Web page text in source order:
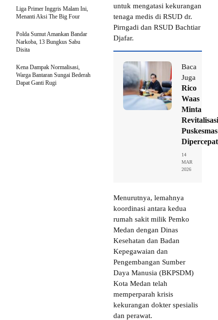
untuk mengatasi kekurangan
tenaga medis di RSUD dr.
Pirngadi dan RSUD Bachtiar
Djafar.
Baca
Juga
Rico
Waas
Minta
Revitalisasi
Puskesmas
Dipercepat
14
MAR
2026
Menurutnya, lemahnya
koordinasi antara kedua
rumah sakit milik Pemko
Medan dengan Dinas
Kesehatan dan Badan
Kepegawaian dan
Pengembangan Sumber
Daya Manusia (BKPSDM)
Kota Medan telah
memperparah krisis
kekurangan dokter spesialis
dan perawat.
Liga Primer Inggris Malam Ini,
Menanti Aksi The Big Four
Polda Sumut Amankan Bandar
Narkoba, 13 Bungkus Sabu
Disita
Kena Dampak Normalisasi,
Warga Bantaran Sungai Bederah
Dapat Ganti Rugi